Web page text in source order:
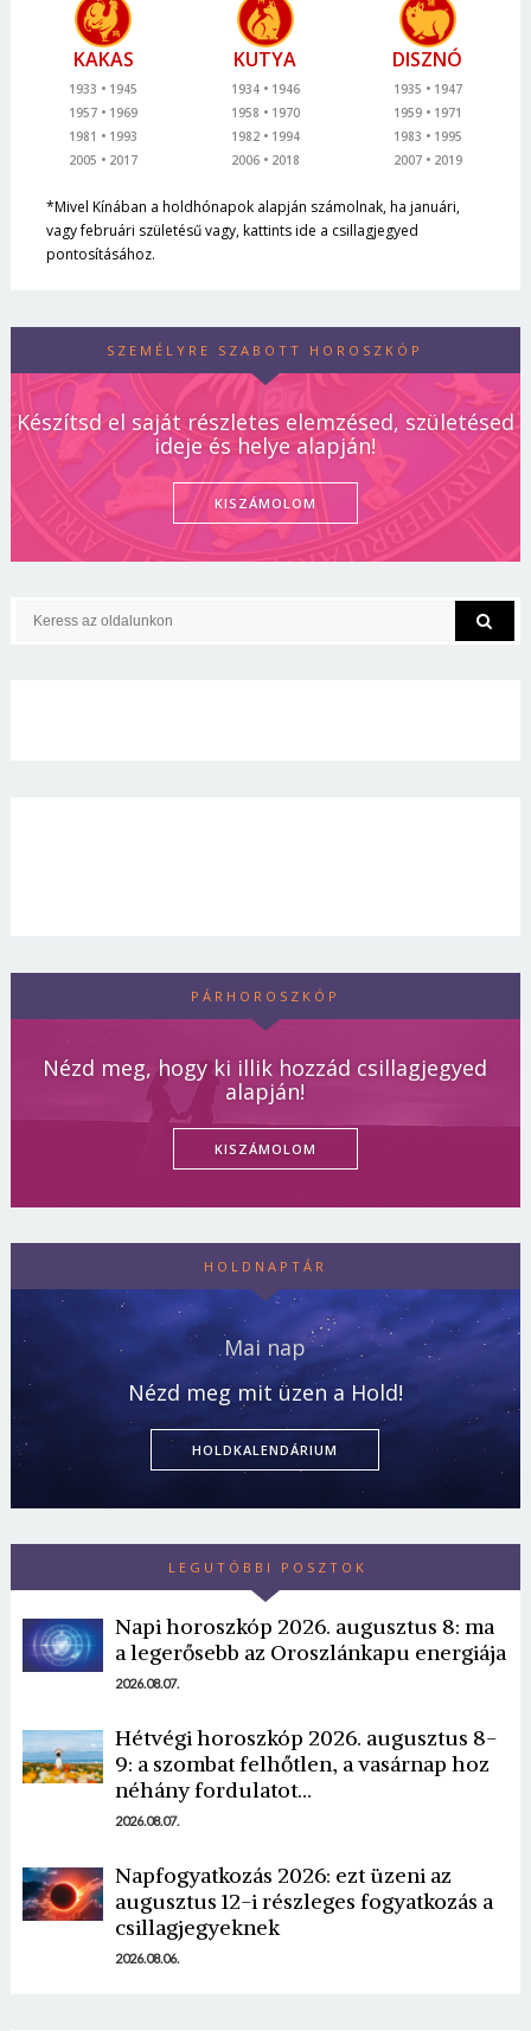
KAKAS
1933
1945
1957
1969
1981
1993
2005
2017
KUTYA
1934
1946
1958
1970
1982
1994
2006
2018
DISZNÓ
1935
1947
1959
1971
1983
1995
2007
2019
*Mivel Kínában a holdhónapok alapján számolnak, ha januári,
vagy februári születésű vagy, kattints ide a csillagjegyed
pontosításához.
SZEMÉLYRE SZABOTT HOROSZKÓP
Készítsd el saját részletes elemzésed, születésed
ideje és helye alapján!
KISZÁMOLOM
PÁRHOROSZKÓP
Nézd meg, hogy ki illik hozzád csillagjegyed
alapján!
KISZÁMOLOM
HOLDNAPTÁR
Mai nap
Nézd meg mit üzen a Hold!
HOLDKALENDÁRIUM
LEGUTÓBBI POSZTOK
Napi horoszkóp 2026. augusztus 8: ma
a legerősebb az Oroszlánkapu energiája
2026.08.07.
Hétvégi horoszkóp 2026. augusztus 8-
9: a szombat felhőtlen, a vasárnap hoz
néhány fordulatot…
2026.08.07.
Napfogyatkozás 2026: ezt üzeni az
augusztus 12-i részleges fogyatkozás a
csillagjegyeknek
2026.08.06.
Borsonline bejelentkezés
E-mail cím vagy felhasználónév
Jelszó